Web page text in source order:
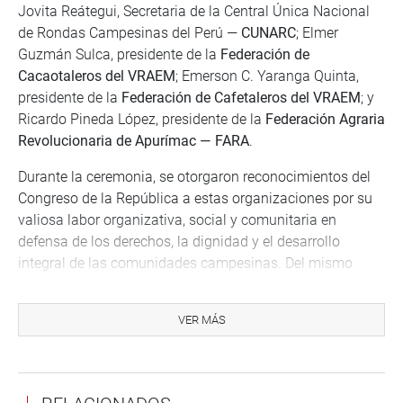
Jovita Reátegui, Secretaria de la Central Única Nacional
de Rondas Campesinas del Perú — CUNARC; Elmer
Guzmán Sulca, presidente de la Federación de
Cacaotaleros del VRAEM; Emerson C. Yaranga Quinta,
presidente de la Federación de Cafetaleros del VRAEM; y
Ricardo Pineda López, presidente de la Federación Agraria
Revolucionaria de Apurímac — FARA.
Durante la ceremonia, se otorgaron reconocimientos del
Congreso de la República a estas organizaciones por su
valiosa labor organizativa, social y comunitaria en
defensa de los derechos, la dignidad y el desarrollo
integral de las comunidades campesinas. Del mismo
unidad, la identidad andina, la justicia social y la
protección de la tierra como fuente de vida, trabajo y
VER MÁS